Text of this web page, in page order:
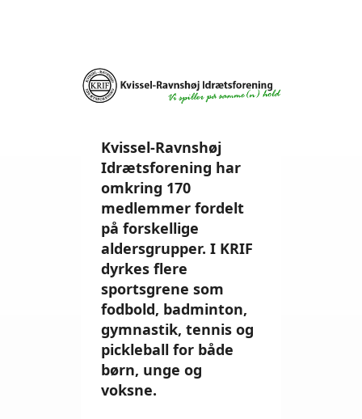
Kvissel-Ravnshøj
Idrætsforening har
omkring 170
medlemmer fordelt
på forskellige
aldersgrupper. I KRIF
dyrkes flere
sportsgrene som
fodbold, badminton,
gymnastik, tennis og
pickleball for både
børn, unge og
voksne.